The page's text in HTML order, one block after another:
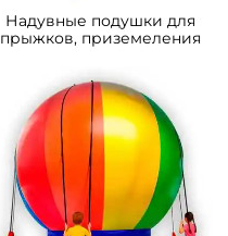
Надувные подушки для
прыжков, приземеления